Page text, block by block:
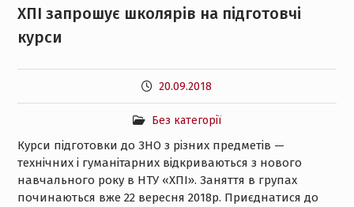
ХПІ запрошує школярів на підготовчі
курси
20.09.2018
Без категорії
Курси підготовки до ЗНО з різних предметів —
технічних і гуманітарних відкриваються з нового
навчального року в НТУ «ХПІ». Заняття в групах
починаються вже 22 вересня 2018р. Приєднатися до